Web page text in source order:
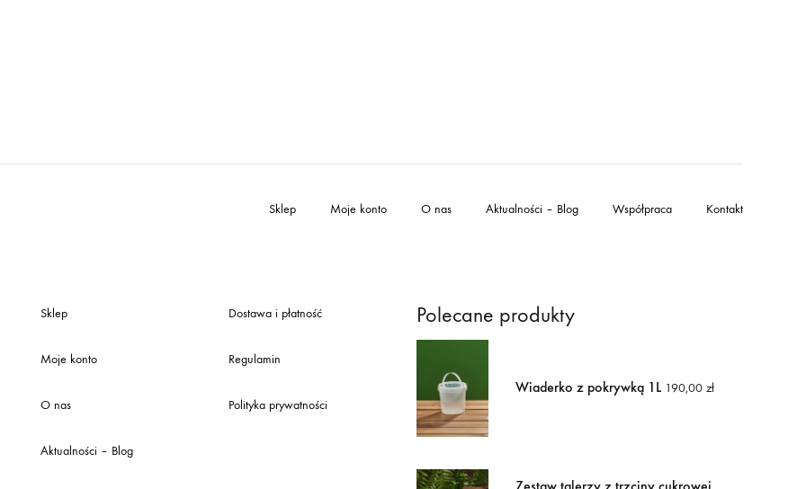
Sklep Moje konto O nas Aktualności – Blog Współpraca Kontakt
Sklep
Moje konto
O nas
Aktualności – Blog
Dostawa i płatność
Regulamin
Polityka prywatności
Polecane produkty
Wiaderko z pokrywką 1L 190,00 zł